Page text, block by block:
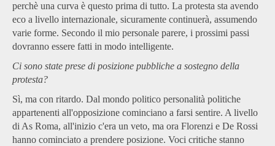
perchè una curva è questo prima di tutto. La protesta sta avendo
eco a livello internazionale, sicuramente continuerà, assumendo
varie forme. Secondo il mio personale parere, i prossimi passi
dovranno essere fatti in modo intelligente.
Ci sono state prese di posizione pubbliche a sostegno della
protesta?
Sì, ma con ritardo. Dal mondo politico personalità politiche
appartenenti all'opposizione cominciano a farsi sentire. A livello
di As Roma, all'inizio c'era un veto, ma ora Florenzi e De Rossi
hanno cominciato a prendere posizione. Voci critiche stanno